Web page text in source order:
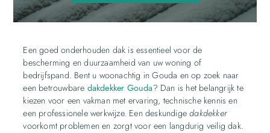
Een goed onderhouden dak is essentieel voor de
bescherming en duurzaamheid van uw woning of
bedrijfspand. Bent u woonachtig in Gouda en op zoek naar
een betrouwbare dakdekker Gouda? Dan is het belangrijk te
kiezen voor een vakman met ervaring, technische kennis en
een professionele werkwijze. Een deskundigedakdekker
voorkomt problemen en zorgt voor een langdurig veilig dak.